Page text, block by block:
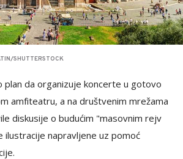
SHUTTERSTOCK
plan da organizuje koncerte u gotovo
amfiteatru, a na društvenim mrežama
diskusije o budućim "masovnim rejv
ilustracije napravljene uz pomoć